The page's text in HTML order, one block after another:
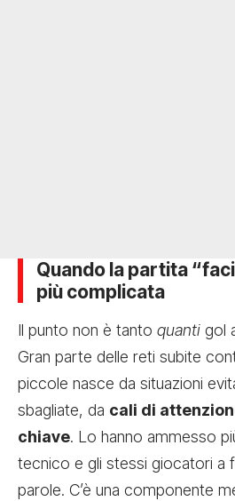
Quando la partita
più complicata
Il punto non è tanto quanti gol
Gran parte delle reti subite
piccole nasce da situazioni
sbagliate, da cali di
chiave. Lo hanno ammesso
tecnico e gli stessi giocatori a
parole. C’è una componente